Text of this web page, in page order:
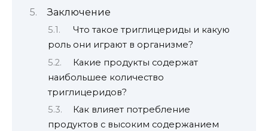
Заключение
Что такое триглицериды и какую
роль они играют в организме?
Какие продукты содержат
наибольшее количество
триглицеридов?
Как влияет потребление
продуктов с высоким содержанием